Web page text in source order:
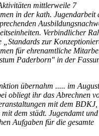
mittlerweile 7
in der kath. Jugendarbeit
Verbindlicher
„Standards zur
für ehrenamtliche
Paderborn" in der
übernahm ..... im
obliegt ihr das Abrechnen
mit dem BDKJ,
dem städt. Jugendamt
Aufgaben für die gesamte